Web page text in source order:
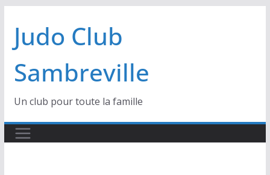
contenu
Judo Club
Sambreville
Un club pour toute la famille